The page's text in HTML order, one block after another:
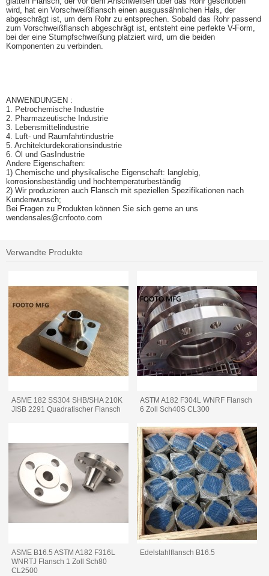
wird, hat ein Vorschweißflansch einen ausgussähnlichen Hals, der
abgeschrägt ist, um dem Rohr zu entsprechen. Sobald das Rohr passend
zum Vorschweißflansch abgeschrägt ist, entsteht eine perfekte V-Form,
bei der eine Stumpfschweißung platziert wird, um die beiden
Komponenten zu verbinden.
ANWENDUNGEN :
1. Petrochemische Industrie
2. Pharmazeutische Industrie
3. Lebensmittelindustrie
4. Luft- und Raumfahrtindustrie
5. Architekturdekorationsindustrie
6. Öl und Gas Industrie
Andere Eigenschaften:
1) Chemische und physikalische Eigenschaft: langlebig,
korrosionsbeständig und hochtemperaturbeständig
2) Wir produzieren auch Flansch mit speziellen Spezifikationen nach
Kundenwunsch;
Bei Fragen zu Produkten können Sie sich gerne an uns
wendensales@cnfooto.com
Verwandte Produkte
ASME 182 SS304 SHB/SHA 210K
JISB 2291 Quadratischer Flansch
ASTM A182 F304L WNRF Flansch
6 Zoll Sch40S CL300
ASME B16.5 ASTM A182 F316L
WNRTJ Flansch 1 Zoll Sch80
CL2500
Edelstahlflansch B16.5